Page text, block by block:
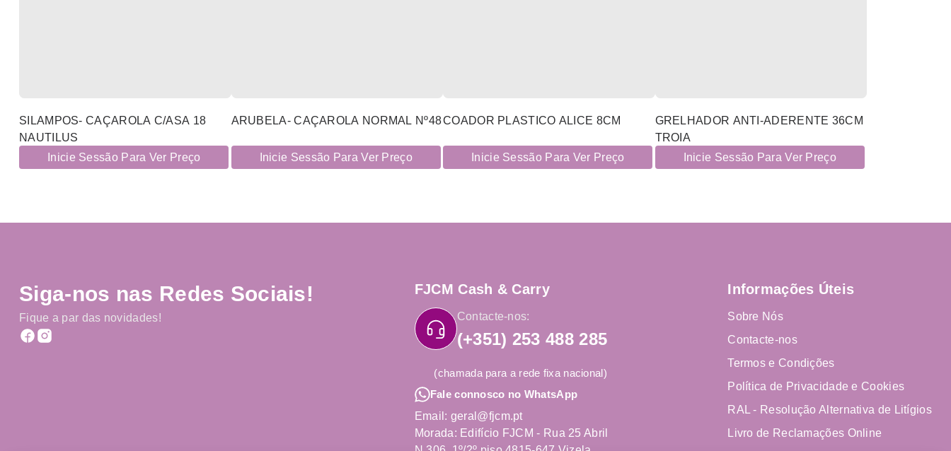
SILAMPOS- CAÇAROLA C/ASA 18
NAUTILUS
Inicie Sessão Para Ver Preço
ARUBELA- CAÇAROLA NORMAL Nº48
Inicie Sessão Para Ver Preço
COADOR PLASTICO ALICE 8CM
Inicie Sessão Para Ver Preço
GRELHADOR ANTI-ADERENTE 36CM
TROIA
Inicie Sessão Para Ver Preço
Siga-nos nas Redes Sociais!
Fique a par das novidades!
FJCM Cash & Carry
Contacte-nos:
(+351) 253 488 285
(chamada para a rede fixa nacional)
Fale connosco no WhatsApp
Email: geral@fjcm.pt
Morada: Edifício FJCM - Rua 25 Abril
Informações Úteis
Sobre Nós
Contacte-nos
Termos e Condições
Política de Privacidade e Cookies
RAL - Resolução Alternativa de Litígios
Livro de Reclamações Online